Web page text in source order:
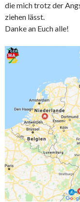
die mich trotz der
ziehen lässt.
Danke an Euch alle!